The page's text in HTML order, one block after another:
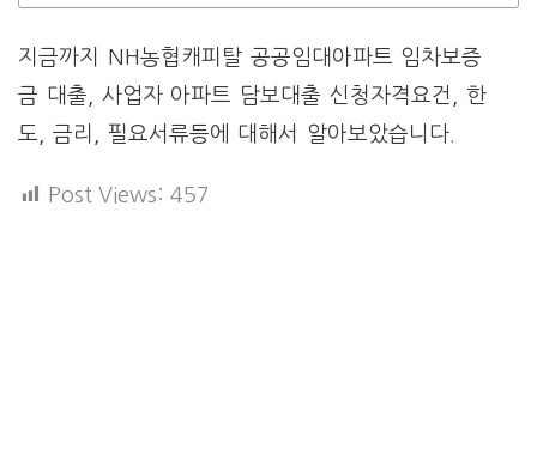
지금까지 NH농협캐피탈 공공임대아파트 임차보증
금 대출, 사업자 아파트 담보대출 신청자격요건, 한
도, 금리, 필요서류등에 대해서 알아보았습니다.
Post Views: 457